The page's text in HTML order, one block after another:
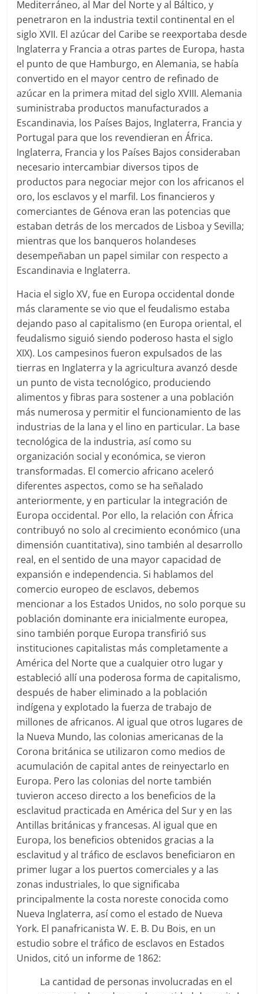
Mediterráneo, al Mar del Norte y al Báltico, y
penetraron en la industria textil continental en el
siglo XVII. El azúcar del Caribe se reexportaba desde
Inglaterra y Francia a otras partes de Europa, hasta
el punto de que Hamburgo, en Alemania, se había
convertido en el mayor centro de refinado de
azúcar en la primera mitad del siglo XVIII. Alemania
suministraba productos manufacturados a
Escandinavia, los Países Bajos, Inglaterra, Francia y
Portugal para que los revendieran en África.
Inglaterra, Francia y los Países Bajos consideraban
necesario intercambiar diversos tipos de
productos para negociar mejor con los africanos el
oro, los esclavos y el marfil. Los financieros y
comerciantes de Génova eran las potencias que
estaban detrás de los mercados de Lisboa y Sevilla;
mientras que los banqueros holandeses
desempeñaban un papel similar con respecto a
Escandinavia e Inglaterra.
Hacia el siglo XV, fue en Europa occidental donde
más claramente se vio que el feudalismo estaba
dejando paso al capitalismo (en Europa oriental, el
feudalismo siguió siendo poderoso hasta el siglo
XIX). Los campesinos fueron expulsados de las
tierras en Inglaterra y la agricultura avanzó desde
un punto de vista tecnológico, produciendo
alimentos y fibras para sostener a una población
más numerosa y permitir el funcionamiento de las
industrias de la lana y el lino en particular. La base
tecnológica de la industria, así como su
organización social y económica, se vieron
transformadas. El comercio africano aceleró
diferentes aspectos, como se ha señalado
anteriormente, y en particular la integración de
Europa occidental. Por ello, la relación con África
contribuyó no solo al crecimiento económico (una
dimensión cuantitativa), sino también al desarrollo
real, en el sentido de una mayor capacidad de
expansión e independencia. Si hablamos del
comercio europeo de esclavos, debemos
mencionar a los Estados Unidos, no solo porque su
población dominante era inicialmente europea,
sino también porque Europa transfirió sus
instituciones capitalistas más completamente a
América del Norte que a cualquier otro lugar y
estableció allí una poderosa forma de capitalismo,
después de haber eliminado a la población
indígena y explotado la fuerza de trabajo de
millones de africanos. Al igual que otros lugares de
la Nueva Mundo, las colonias americanas de la
Corona británica se utilizaron como medios de
acumulación de capital antes de reinyectarlo en
Europa. Pero las colonias del norte también
tuvieron acceso directo a los beneficios de la
esclavitud practicada en América del Sur y en las
Antillas británicas y francesas. Al igual que en
Europa, los beneficios obtenidos gracias a la
esclavitud y al tráfico de esclavos beneficiaron en
primer lugar a los puertos comerciales y a las
zonas industriales, lo que significaba
principalmente la costa noreste conocida como
Nueva Inglaterra, así como el estado de Nueva
York. El panafricanista W. E. B. Du Bois, en un
estudio sobre el tráfico de esclavos en Estados
Unidos, citó un informe de 1862:
La cantidad de personas involucradas en el